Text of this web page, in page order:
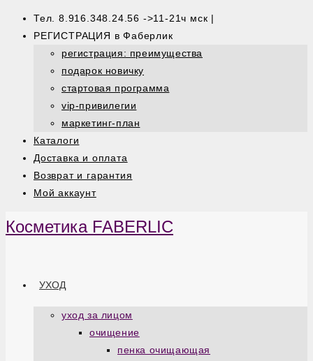
Тел. 8.916.348.24.56 ->11-21ч мск |
РЕГИСТРАЦИЯ в Фаберлик
регистрация: преимущества
подарок новичку
стартовая программа
vip-привилегии
маркетинг-план
Каталоги
Доставка и оплата
Возврат и гарантия
Мой аккаунт
Косметика FABERLIC
УХОД
уход за лицом
очищение
пенка очищающая